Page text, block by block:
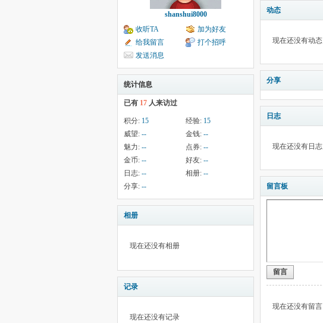
shanshui8000
收听TA
加为好友
给我留言
打个招呼
发送消息
统计信息
已有 17 人来访过
积分: 15 经验: 15
威望: -- 金钱: --
魅力: -- 点券: --
金币: -- 好友: --
日志: -- 相册: --
分享: --
相册
现在还没有相册
记录
现在还没有记录
动态
现在还没有动态
分享
日志
现在还没有日志
留言板
留言
现在还没有留言